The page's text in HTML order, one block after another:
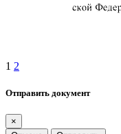
1 2
Отправить документ
×